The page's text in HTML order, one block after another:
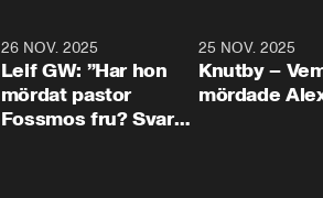
26 NOV. 2025
Leif GW: ”Har hon
mördat pastor
Fossmos fru? Svar
25 NOV. 2025
Knutby –
mördade